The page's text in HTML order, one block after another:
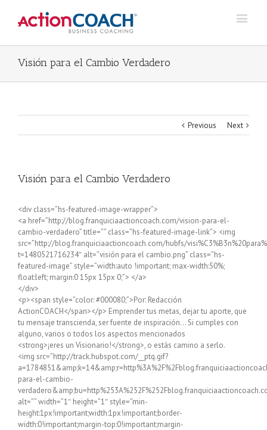
Visión para el Cambio Verdadero
Previous Next
Visión para el Cambio Verdadero
<div class=”hs-featured-image-wrapper”>
<a href=”http://blog.franquiciaactioncoach.com/vision-para-el-
cambio-verdadero” title=”” class=”hs-featured-image-link”> <img
src=”http://blog.franquiciaactioncoach.com/hubfs/
t=1480521716234″ alt=”visión para el cambio.png” class=”hs-
featured-image” style=”width:auto !important; max-width:50%;
float:left; margin:0 15px 15px 0;”> </a>
</div>
<p><span style=”color: #000080;”>Por: Redacción
ActionCOACH</span></p> Emprender tus metas, dejar tu aporte, que
tu mensaje transcienda, ser fuente de inspiración… Si cumples con
alguno, varios o todos los aspectos mencionados
<strong>¡eres un Visionario!</strong>, o estás camino a serlo.
<img src=”http://track.hubspot.com/__ptq.gif?
para-el-cambio-
alt=”” width=”1″ height=”1″ style=”min-
height:1px!important;width:1px!important;border-
width:0!important;margin-top:0!important;margin-